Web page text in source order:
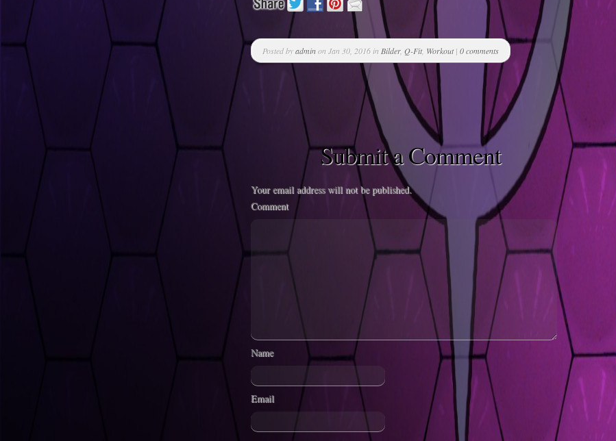
Posted byadminon Jan 30, 2016 in Bilder, Q-Fit, Workout| 0 comments
Submit a Comment
Your email address will not be published.
Comment
Name
Email